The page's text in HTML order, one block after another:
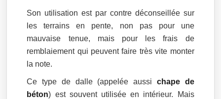
Son utilisation est par contre déconseillée sur
les terrains en pente, non pas pour une
mauvaise tenue, mais pour les frais de
remblaiement qui peuvent faire très vite monter
la note.
Ce type de dalle (appelée aussi chape de
béton) est souvent utilisée en intérieur. Mais